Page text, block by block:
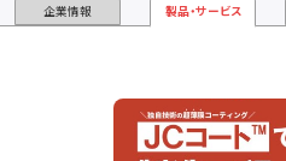
企業情報 製品・サービス